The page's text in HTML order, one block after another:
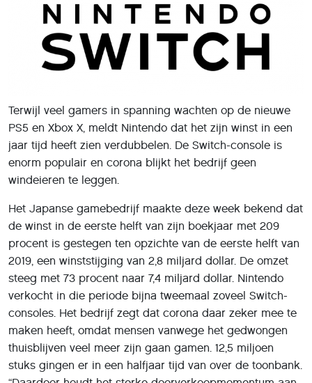
Terwijl veel gamers in spanning wachten op de nieuwe
PS5 en Xbox X, meldt Nintendo dat het zijn winst in een
jaar tijd heeft zien verdubbelen. De Switch-console is
enorm populair en corona blijkt het bedrijf geen
windeieren te leggen.
Het Japanse gamebedrijf maakte deze week bekend dat
de winst in de eerste helft van zijn boekjaar met 209
procent is gestegen ten opzichte van de eerste helft van
2019, een winststijging van 2,8 miljard dollar. De omzet
steeg met 73 procent naar 7,4 miljard dollar. Nintendo
verkocht in die periode bijna tweemaal zoveel Switch-
consoles. Het bedrijf zegt dat corona daar zeker mee te
maken heeft, omdat mensen vanwege het gedwongen
thuisblijven veel meer zijn gaan gamen. 12,5 miljoen
stuks gingen er in een halfjaar tijd van over de toonbank.